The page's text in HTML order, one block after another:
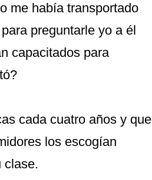
me había transportado
preguntarle yo a él
capacitados para
cada cuatro años y que
los escogían
clase.